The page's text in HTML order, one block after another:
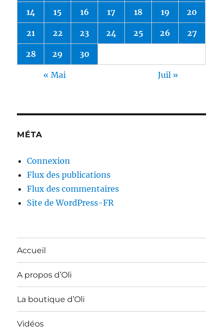
14 15 16 17 18 19 20
21 22 23 24 25 26 27
28 29 30
« Mai Juil »
MÉTA
Connexion
Flux des publications
Flux des commentaires
Site de WordPress-FR
Accueil
A propos d’Oli
La boutique d’Oli
Vidéos